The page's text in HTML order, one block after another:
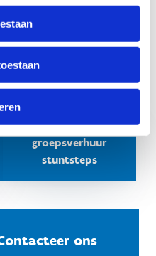
aanvragen
groepsverhuur
stuntsteps
ons